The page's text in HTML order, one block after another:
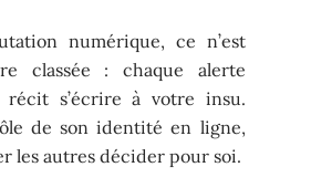
numérique, ce n’est
classée : chaque alerte
récit s’écrire à votre insu.
de son identité en ligne,
les autres décider pour soi.